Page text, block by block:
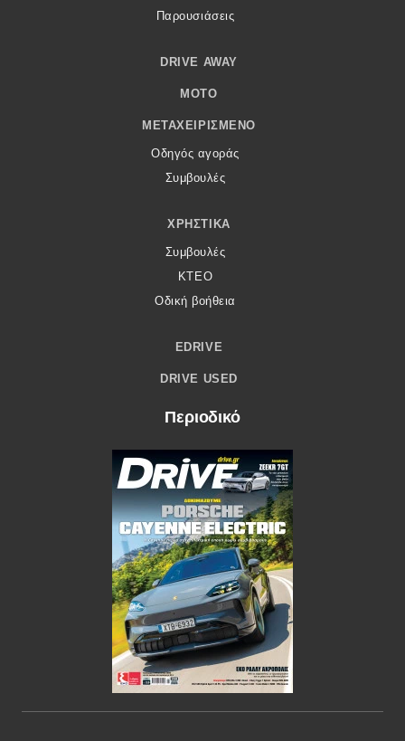
Παρουσιάσεις
DRIVE AWAY
MOTO
ΜΕΤΑΧΕΙΡΙΣΜΈΝΟ
Οδηγός αγοράς
Συμβουλές
ΧΡΗΣΤΙΚΆ
Συμβουλές
ΚΤΕΟ
Οδική βοήθεια
EDRIVE
DRIVE USED
Περιοδικό